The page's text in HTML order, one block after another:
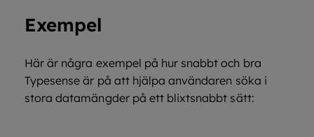
Exempel
Här är några exempel på hur snabbt och bra
Typesense är på att hjälpa användaren söka i
stora datamängder på ett blixtsnabbt sätt: